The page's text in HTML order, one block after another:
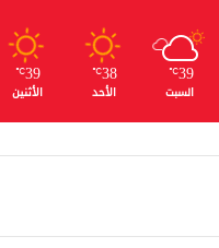
39
℃
السبت
38
℃
الأحد
39
℃
الأثنين